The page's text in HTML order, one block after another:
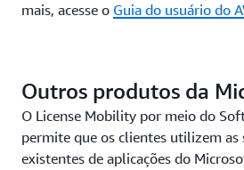
mais, acesse o Guia do usuário do
Outros produtos da
O License Mobility por meio do
permite que os clientes utilizem as
existentes de aplicações do